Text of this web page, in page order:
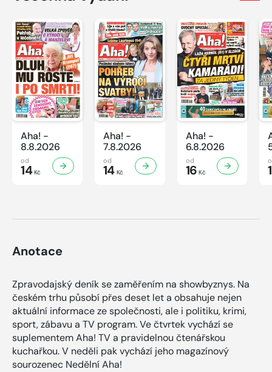
Aha! -
8.8.2026
od
14Kč
Aha! -
7.8.2026
od
14Kč
Aha! -
6.8.2026
od
16 Kč
Anotace
Zpravodajský deník se zaměřením na showbyznys. Na
českém trhu působí přes deset let a obsahuje nejen
aktuální informace ze společnosti, ale i politiku, krimi,
sport, zábavu a TV program. Ve čtvrtek vychází se
suplementem Aha! TV a pravidelnou čtenářskou
kuchařkou. V neděli pak vychází jeho magazínový
sourozenec Nedělní Aha!